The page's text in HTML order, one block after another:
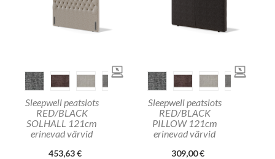
Sleepwell peatsiots
RED/BLACK
SOLHALL 121cm
erinevad värvid
453,63 €
Sleepwell peatsiots
RED/BLACK
PILLOW 121cm
erinevad värvid
309,00 €